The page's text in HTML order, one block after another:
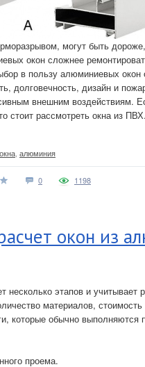
могут быть
окон сложнее
в пользу алюминиевых окон
долговечность, дизайн и
внешним воздействиям.
стоит рассмотреть окна из
окна алюминия
0 1198
окон из
несколько этапов и учитывает
материалов, стоимость
которые обычно
проема.